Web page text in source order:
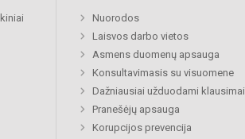
Nuorodos
Laisvos darbo vietos
Asmens duomenų apsauga
Konsultavimasis su visuomene
Dažniausiai užduodami klausimai
Pranešėjų apsauga
Korupcijos prevencija